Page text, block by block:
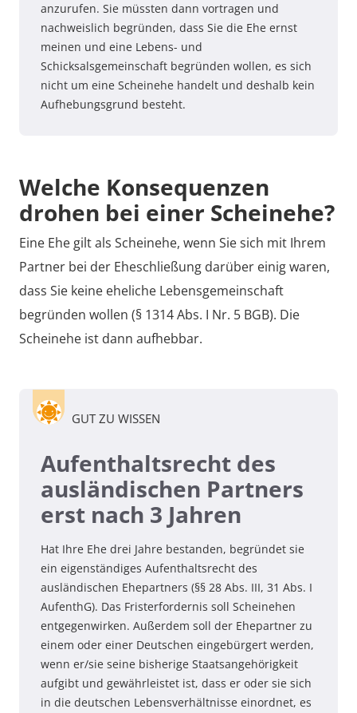
anzurufen. Sie müssten dann vortragen und
nachweislich begründen, dass Sie die Ehe ernst
meinen und eine Lebens- und
Schicksalsgemeinschaft begründen wollen, es sich
nicht um eine Scheinehe handelt und deshalb kein
Aufhebungsgrund besteht.
Welche Konsequenzen
drohen bei einer Scheinehe?
Eine Ehe gilt als Scheinehe, wenn Sie sich mit Ihrem
Partner bei der Eheschließung darüber einig waren,
dass Sie keine eheliche Lebensgemeinschaft
begründen wollen (§ 1314 Abs. I Nr. 5 BGB). Die
Scheinehe ist dann aufhebbar.
GUT ZU WISSEN
Aufenthaltsrecht des
ausländischen Partners
erst nach 3 Jahren
Hat Ihre Ehe drei Jahre bestanden, begründet sie
ein eigenständiges Aufenthaltsrecht des
ausländischen Ehepartners (§§ 28 Abs. III, 31 Abs. I
AufenthG). Das Fristerfordernis soll Scheinehen
entgegenwirken. Außerdem soll der Ehepartner zu
einem oder einer Deutschen eingebürgert werden,
wenn er/sie seine bisherige Staatsangehörigkeit
aufgibt und gewährleistet ist, dass er oder sie sich
in die deutschen Lebensverhältnisse einordnet, es